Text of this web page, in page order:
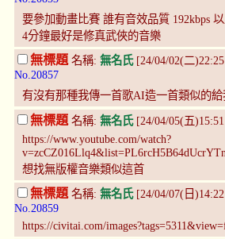
要參加動畫比賽 誰有音效品質 192kbps
4分鐘最好是修真武俠的音樂
無標題名稱: 無名氏[24/04/02(二
No.20857
有沒有那種我傳一首歌AI造一首類似的給
無標題 名稱: 無名氏[24/04/05(五
https://www.youtube.com/watch?
想找無版權音樂類似這首
無標題 名稱: 無名氏[24/04/07(日
No.20859
https://civitai.com/